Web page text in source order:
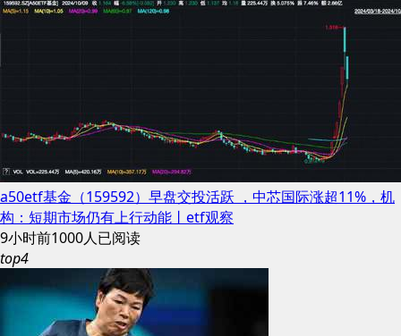
a50etf基金（159592）早盘交投活跃 ，中芯国际涨超11%，机
构：短期市场仍有上行动能丨etf观察
9小时前1000人已阅读
top4